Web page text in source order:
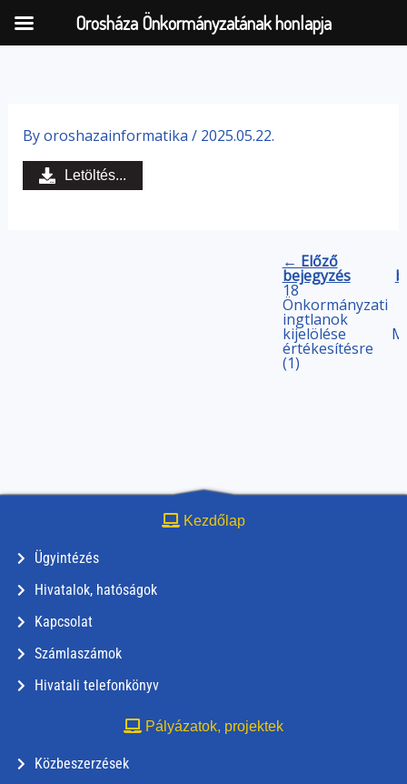
content
Byoroshazainformatika / 2025.05.22.
Letöltés...
← Előző
bejegyzés
18
Önkormányzati
ingtlanok
kijelölése
értékesítésre
(1)
Kezdőlap
Ügyintézés
Hivatalok, hatóságok
Kapcsolat
Számlaszámok
Hivatali telefonkönyv
Pályázatok, projektek
Közbeszerzések
Orosháza Önkormányzatának honlapja